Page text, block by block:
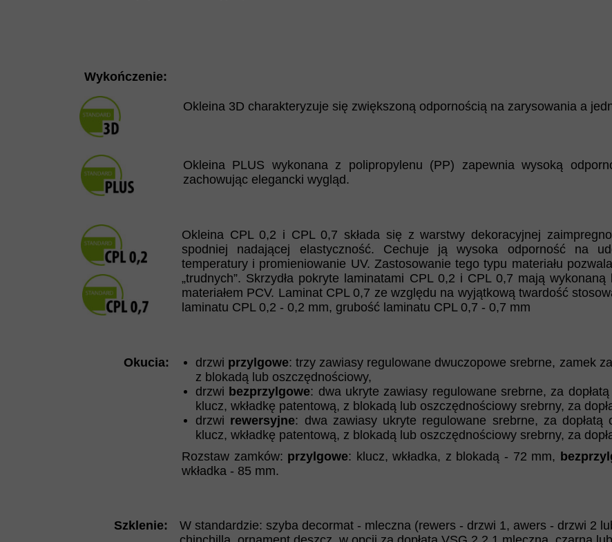
Okleina 3D charakteryzuje się zwiększoną odpornością na zarysowania a
Szklenie:
W standardzie: szyba decormat - mleczna (rewers - drzwi 1, awers - drzwi 2
Rozstaw zamków: przylgowe: klucz, wkładka, z blokadą - 72 mm,
wkładka - 85 mm.
drzwi przylgowe: trzy zawiasy regulowane dwuczopowe srebrne, zamek
z blokadą lub oszczędnościowy,
drzwi bezprzylgowe: dwa ukryte zawiasy regulowane srebrne, za
klucz, wkładkę patentową, z blokadą lub oszczędnościowy srebrny, za
drzwi rewersyjne: dwa zawiasy ukryte regulowane srebrne, za dopłatą
klucz, wkładkę patentową, z blokadą lub oszczędnościowy srebrny, za
Okucia:
Okleina CPL 0,2 i CPL 0,7 składa się z warstwy dekoracyjnej
spodniej nadającej elastyczność. Cechuje ją wysoka odporność na
temperatury i promieniowanie UV. Zastosowanie tego typu materiału
„trudnych”. Skrzydła pokryte laminatami CPL 0,2 i CPL 0,7 mają
materiałem PCV. Laminat CPL 0,7 ze względu na wyjątkową twardość
laminatu CPL 0,2 - 0,2 mm, grubość laminatu CPL 0,7 - 0,7 mm
Okleina PLUS wykonana z polipropylenu (PP) zapewnia wysoką
zachowując elegancki wygląd.
Wykończenie: